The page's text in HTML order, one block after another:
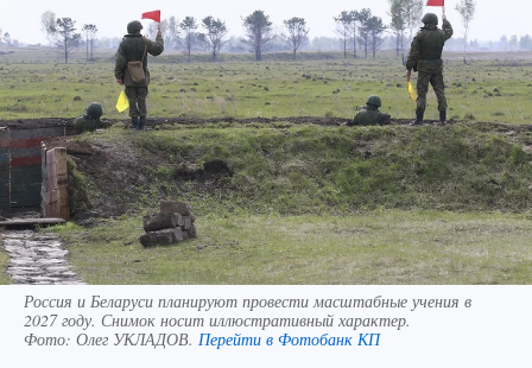
Россия и Беларуси планируют провести масштабные учения в
2027 году. Снимок носит иллюстративный характер.
Фото: Олег УКЛАДОВ. Перейти в Фотобанк КП